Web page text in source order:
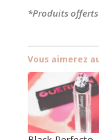
*Produits
Vous aimerez